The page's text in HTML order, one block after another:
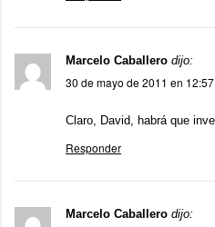
Marcelo Caballero dijo:
30 de mayo de 2011 en 12:57
Claro, David, habrá que
Responder
Marcelo Caballero dijo: